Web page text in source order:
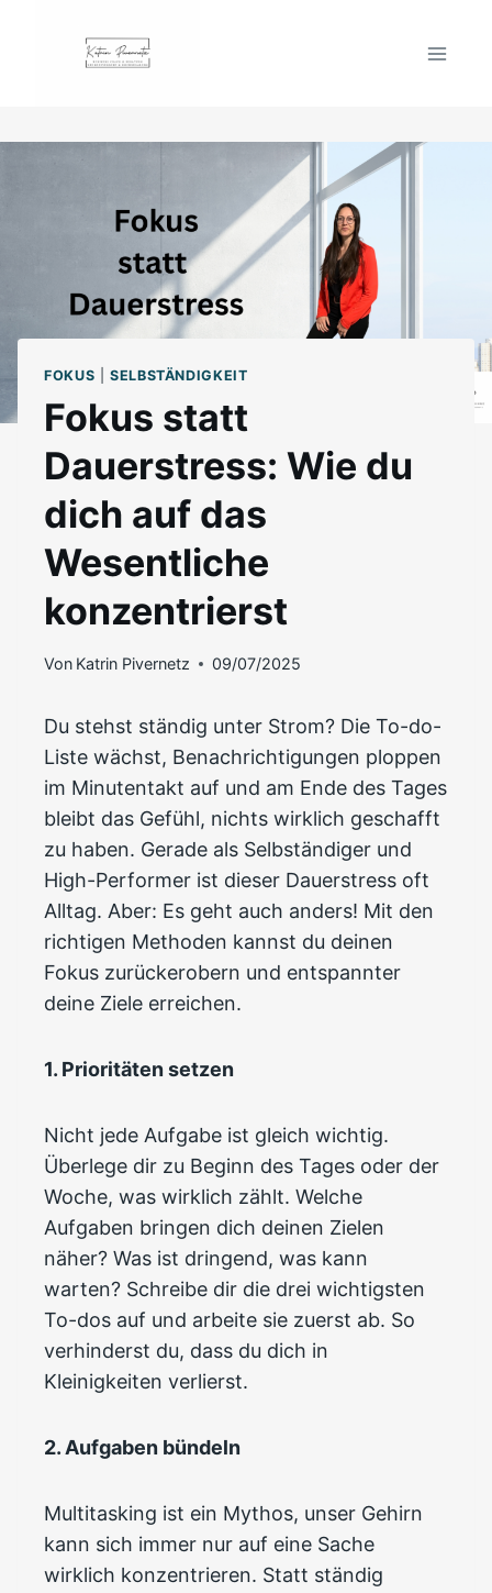
FOKUS |SELBSTÄNDIGKEIT
Fokus statt
Dauerstress: Wie du
dich auf das
Wesentliche
konzentrierst
Von Katrin Pivernetz 09/07/2025
Du stehst ständig unter Strom? Die To-do-
Liste wächst, Benachrichtigungen ploppen
im Minutentakt auf und am Ende des Tages
bleibt das Gefühl, nichts wirklich geschafft
zu haben. Gerade als Selbständiger und
High-Performer ist dieser Dauerstress oft
Alltag. Aber: Es geht auch anders! Mit den
richtigen Methoden kannst du deinen
Fokus zurückerobern und entspannter
deine Ziele erreichen.
1. Prioritäten setzen
Nicht jede Aufgabe ist gleich wichtig.
Überlege dir zu Beginn des Tages oder der
Woche, was wirklich zählt. Welche
Aufgaben bringen dich deinen Zielen
näher? Was ist dringend, was kann
warten? Schreibe dir die drei wichtigsten
To-dos auf und arbeite sie zuerst ab. So
verhinderst du, dass du dich in
Kleinigkeiten verlierst.
2. Aufgaben bündeln
Multitasking ist ein Mythos, unser Gehirn
kann sich immer nur auf eine Sache
wirklich konzentrieren. Statt ständig